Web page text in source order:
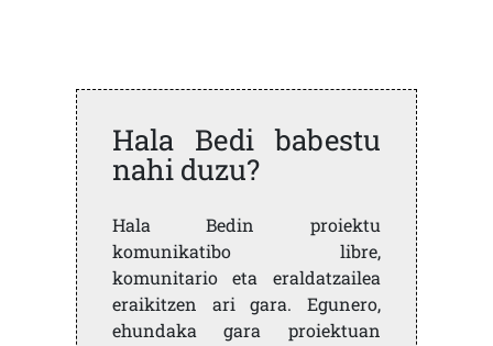
Hala Bedi babestu
nahi duzu?
Hala Bedin proiektu
komunikatibo libre,
komunitario eta eraldatzailea
eraikitzen ari gara. Egunero,
ehundaka gara proiektuan